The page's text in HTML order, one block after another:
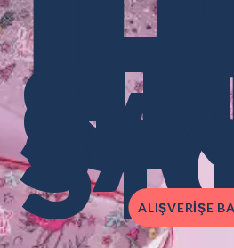
ALIŞVERİŞE